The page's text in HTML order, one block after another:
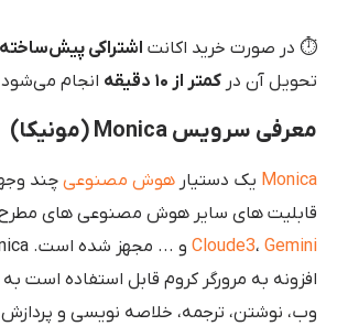
⏱️ در صورت خرید اکانت اشتراکی پیش‌ساخته
تحویل آن در کمتر از ۱۰ دقیقه انجام
معرفی سرویس Monica (مونیکا)
Monica یک دستیار هوش مصنوعیچند
قابلیت های سایر هوش مصنوعی های مطرح
Cloude3،Gemini
افزونه به مرورگر کروم قابل استفاده است
وب، نوشتن، ترجمه، خلاصه نویسی و پردازش